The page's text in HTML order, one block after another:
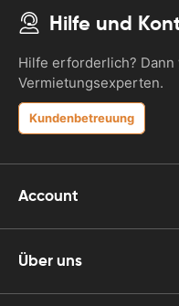
Hilfe und
Hilfe erforderlich?
Vermietungsexperten.
Kundenbetreuung
Account
Über uns